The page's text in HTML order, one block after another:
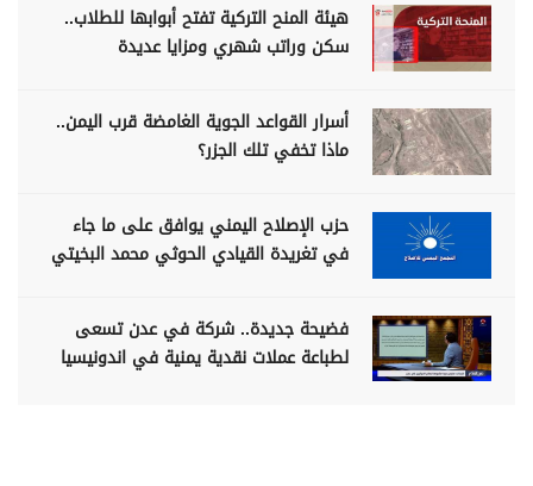
هيئة المنح التركية تفتح أبوابها للطلاب..
سكن وراتب شهري ومزايا عديدة
أسرار القواعد الجوية الغامضة قرب اليمن..
ماذا تخفي تلك الجزر؟
حزب الإصلاح اليمني يوافق على ما جاء
في تغريدة القيادي الحوثي محمد البخيتي
فضيحة جديدة.. شركة في عدن تسعى
لطباعة عملات نقدية يمنية في اندونيسيا